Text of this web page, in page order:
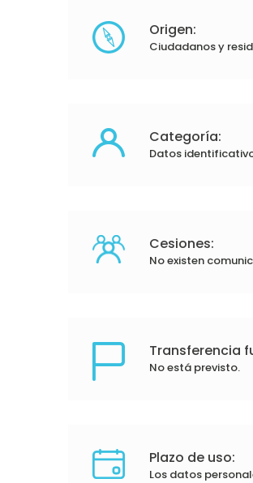
Origen:
Ciudadanos y
Categoría:
Datos
Cesiones:
No existen
Transferencia
No está previsto.
Plazo de uso:
Los datos